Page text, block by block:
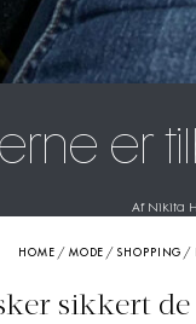
er
Af Nikita
HOME / MODE /SHOPPING /
sikkert